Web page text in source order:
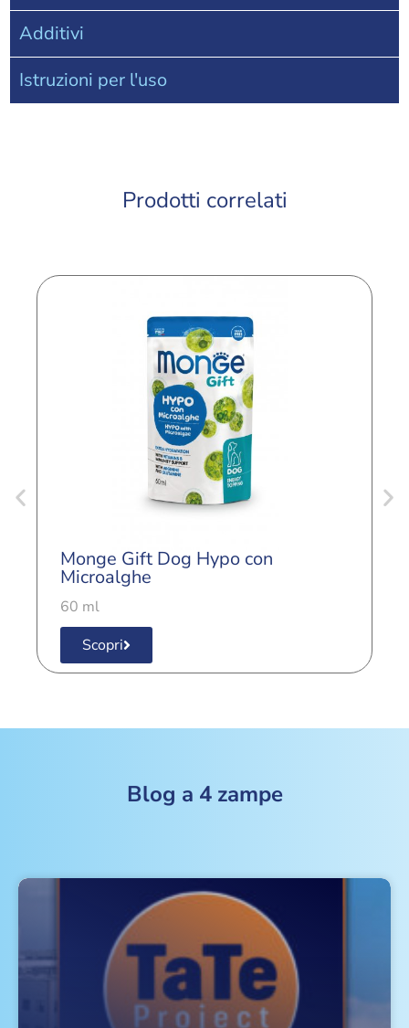
Additivi
Istruzioni per l'uso
Prodotti correlati
Monge Gift Dog Hypo con
Microalghe
60 ml
Scopri
Blog a 4 zampe